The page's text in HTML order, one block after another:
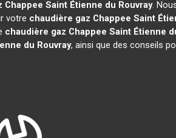
Chappee Saint Étienne du Rouvray.
votre chaudière gaz Chappee Saint
chaudière gaz Chappee Saint Étienne
du Rouvray, ainsi que des conseils